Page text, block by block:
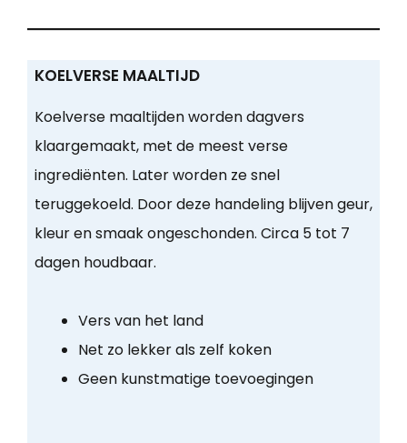
KOELVERSE MAALTIJD
Koelverse maaltijden worden dagvers
klaargemaakt, met de meest verse
ingrediënten. Later worden ze snel
teruggekoeld. Door deze handeling blijven geur,
kleur en smaak ongeschonden. Circa 5 tot 7
dagen houdbaar.
Vers van het land
Net zo lekker als zelf koken
Geen kunstmatige toevoegingen